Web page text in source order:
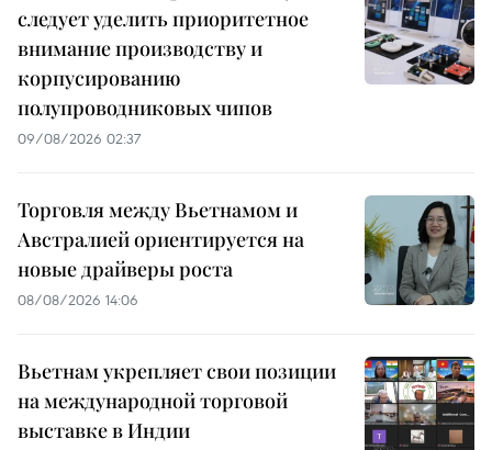
следует уделить приоритетное
внимание производству и
корпусированию
полупроводниковых чипов
09/08/2026 02:37
Торговля между Вьетнамом и
Австралией ориентируется на
новые драйверы роста
08/08/2026 14:06
Вьетнам укрепляет свои позиции
на международной торговой
выставке в Индии